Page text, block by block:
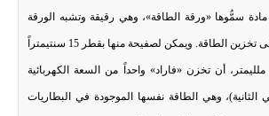
سمُّوها «ورقة الطاقة»، وهي رقيقة وتشبه الورقة
العادية مع قدرة فائقة على تخزين الطاقة. ويمكن لصفيحة منها بقطر 15 سنتيمتراً
أن تخزن «فاراد» واحداً من السعة الكهربائية
الثانية)، وهي الطاقة نفسها الموجودة في البطاريات